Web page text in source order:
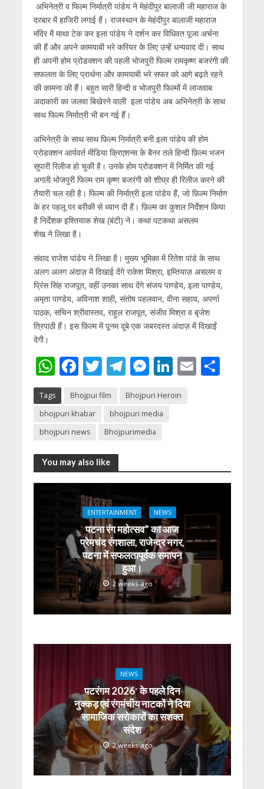
s
A
p
p
b
o
o
k
er gr
a
m
e
n
g
er
e
dI
n
l e
अभिनेत्री व फिल्म निर्मात्री पांडेय ने मेहंदीपुर बालाजी जी महाराज के
दरबार में हाजिरी लगाई हैं। राजस्थान के मेहंदीपुर बालाजी महाराज
मंदिर में माथा टेक कर इला पांडेय ने दर्शन कर विधिवत पूजा अर्चना
की हैं और अपने कामयाबी भरे करियर के लिए उन्हें धन्यवाद दी। साथ
ही अपनी होम प्रोडक्शन की पहली भोजपुरी फिल्म रामकृष्ण बजरंगी की
सफलता के लिए प्रार्थना और कामयाबी भरे सफर को आगे बढ़ते रहने
की कामना की हैं। बहुत सारी हिन्दी व भोजपुरी फिल्मों में लाजवाब
अदाकारी का जलवा बिखेरने वाली इला पांडेय अब अभिनेत्री के साथ
साथ फिल्म निर्मात्री भी बन गई हैं।
अभिनेत्री के साथ साथ फ़िल्म निर्मात्री बनीइला पांडेय की होम
प्रोडक्शन आर्यवर्त मीडिया क्रिएशन्स के बैनर तले हिन्दी फ़िल्म भजन
सुपारी रिलीज हो चुकी है। उनके होम प्रोडक्शन में निर्मित की गई
अगली भोजपुरी फिल्म राम कृष्ण बजरंगी को शीघ्र ही रिलीज करनेकी
तैयारी चल रही है। फिल्म की निर्मात्रीइला पांडेय हैं, जो फ़िल्म निर्माण
के हर पहलू पर बरीकी से ध्यान दी हैं। फ़िल्म का कुशल निर्देशन किया
है निर्देशक इश्तियाक शेख (बंटी) ने। कथा पटकथा असलम
शेख नेलिखा है।
संवाद राजेश पांडेय नेलिखा है। मुख्य भूमिका में रितेश पांडेके साथ
अलग अलग अंदाज़ में दिखाई देंगे राकेश मिश्रा, इम्तियाज़ असलम व
प्रिंस सिंह राजपूत, वहीं उनका साथ देंगे संजय पाण्डेय, इलापाण्डेय,
अमृता पाण्डेय, अविनाश शाही, संतोष पहलवान, वीना सहाय, अपर्णा
पाठक, सचिन श्रीवास्तव, राहुल राजपूत, संजीव मिश्रा व बृजेश
त्रिपाठी हैं। इस फ़िल्म में पूनम दूबे एक जबरदस्त अंदाज़ में दिखाईं
देगी।
W
h
at
s
A
p
p
F
e
b
o
o
k
T
itt
er
T
e
gr
a
M
ss
e
n
er
Li
k
E S
Tags Bhojpui film
Bhojpuri Heroin
bhojpuri khabar
bhojpuri media
bhojpuri news
Bhojpurimedia
You may also like
ENTERTAINMENT NEWS
पटना रंग महोत्सव” का आज
प्रेमचंद रंगशाला, राजेन्द्र नगर,
पटना में सफलतापूर्वक समापन
हुआ।
2 weeks ago
NEWS
पटरंगम 2026′ के पहले दिन
नुक्कड़ एवं रंगमंचीय नाटकों ने दिया
सामाजिक सरोकारों का सशक्त
संदेश
2 weeks ago